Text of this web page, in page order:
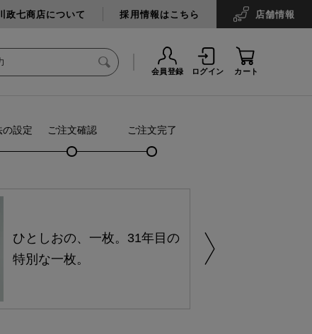
政七商店について 採用情報はこちら 店舗情報
会員登録 ログイン カート
の設定 ご注文確認 ご注文完了
ひとしおの、一枚。31年目の
特別な一枚。